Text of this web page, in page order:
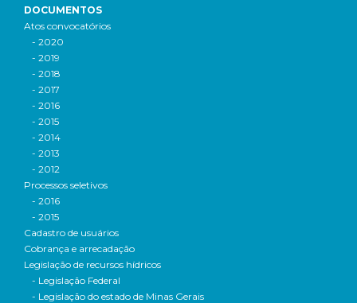
DOCUMENTOS
Atos convocatórios
- 2020
- 2019
- 2018
- 2017
- 2016
- 2015
- 2014
- 2013
- 2012
Processos seletivos
- 2016
- 2015
Cadastro de usuários
Cobrança e arrecadação
Legislação de recursos hídricos
- Legislação Federal
- Legislação do estado de Minas Gerais